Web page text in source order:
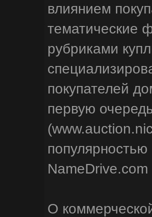
влиянием
тематические
рубриками
покупателей
первую
О